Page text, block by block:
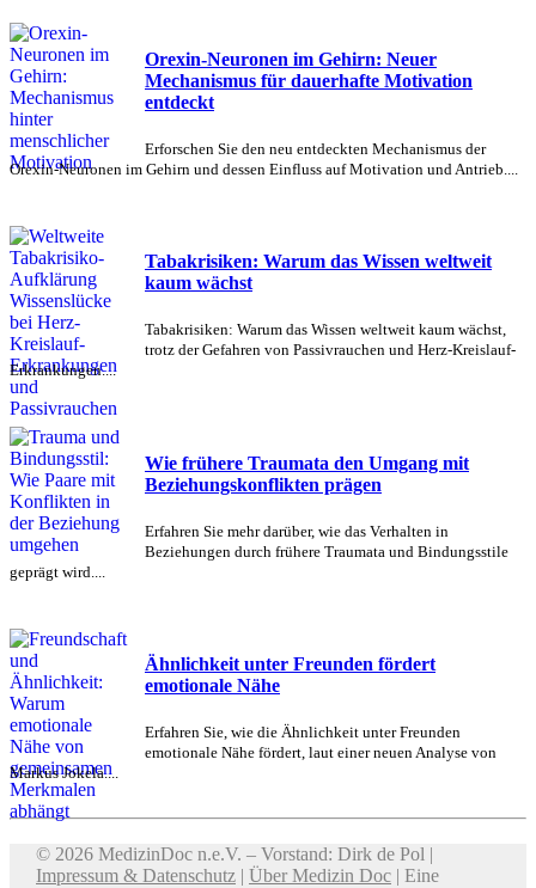
Orexin-Neuronen im Gehirn: Neuer
Mechanismus für dauerhafte Motivation
entdeckt
Erforschen Sie den neu entdeckten Mechanismus der
Orexin-Neuronen im Gehirn und dessen Einfluss auf Motivation und Antrieb....
Tabakrisiken: Warum das Wissen weltweit
kaum wächst
Tabakrisiken: Warum das Wissen weltweit kaum wächst,
trotz der Gefahren von Passivrauchen und Herz-Kreislauf-
Erkrankungen....
Wie frühere Traumata den Umgang mit
Beziehungskonflikten prägen
Erfahren Sie mehr darüber, wie das Verhalten in
Beziehungen durch frühere Traumata und Bindungsstile
geprägt wird....
Ähnlichkeit unter Freunden fördert
emotionale Nähe
Erfahren Sie, wie die Ähnlichkeit unter Freunden
emotionale Nähe fördert, laut einer neuen Analyse von
Markus Jokela....
© 2026 MedizinDoc n.e.V. – Vorstand: Dirk de Pol |
Impressum & Datenschutz | Über Medizin Doc | Eine